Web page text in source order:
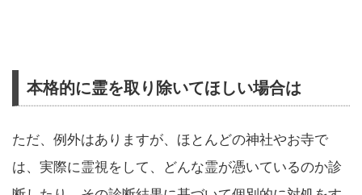
本格的に霊を取り除いてほしい場合は
ただ、例外はありますが、ほとんどの神社やお寺で
は、実際に霊視をして、どんな霊が憑いているのか診